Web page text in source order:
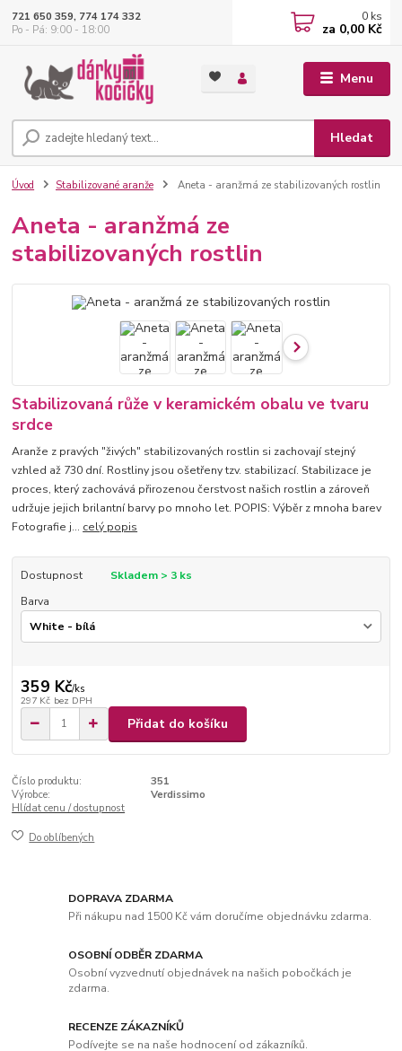
Menu
Hledat
721 650 359, 774 174 332
Po - Pá: 9:00 - 18:00
0 ks
za 0,00 Kč
Úvod Stabilizované aranže Aneta - aranžmá ze stabilizovaných rostlin
Aneta - aranžmá ze
stabilizovaných rostlin
Stabilizovaná růže v keramickém obalu ve tvaru
srdce
Aranže z pravých "živých" stabilizovaných rostlin si zachovají stejný
vzhled až 730 dní. Rostliny jsou ošetřeny tzv. stabilizací. Stabilizace je
proces, který zachovává přirozenou čerstvost našich rostlin a zároveň
udržuje jejich brilantní barvy po mnoho let. POPIS: Výběr z mnoha barev
Fotografie j... celý popis
Dostupnost
Skladem > 3 ks
Barva
359 Kč/ks
297 Kč bez DPH
Přidat do košíku
Číslo produktu:
351
Výrobce:
Verdissimo
Hlídat cenu / dostupnost
Do oblíbených
DOPRAVA ZDARMA
Při nákupu nad 1500 Kč vám doručíme objednávku zdarma.
OSOBNÍ ODBĚR ZDARMA
Osobní vyzvednutí objednávek na našich pobočkách je
zdarma.
RECENZE ZÁKAZNÍKŮ
Podívejte se na naše hodnocení od zákazníků.